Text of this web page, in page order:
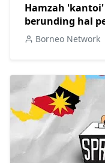
Hamzah
berunding hal
parlimen
Borneo Network